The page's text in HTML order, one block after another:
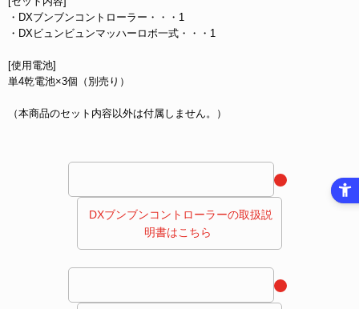
・DXブンブンコントローラー・・・1
・DXビュンビュンマッハーロボ一式・・・1
[使用電池]
単4乾電池×3個（別売り）
（本商品のセット内容以外は付属しません。）
明書はこちら